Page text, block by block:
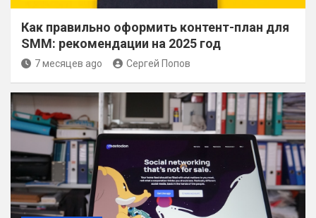
Как правильно оформить контент-план для
SMM: рекомендации на 2025 год
7 месяцев ago Сергей Попов